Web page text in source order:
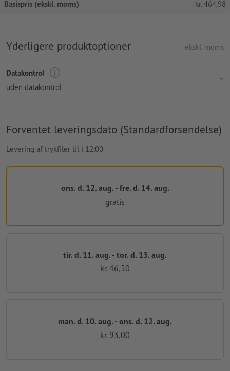
Basispris (ekskl. moms) kr. 464,98
Yderligere produktoptioner ekskl. moms
Datakontrol
uden datakontrol
Forventet leveringsdato (Standardforsendelse)
Levering af trykfiler til i 12:00
ons. d. 12. aug. - fre. d. 14. aug.
gratis
tir. d. 11. aug. - tor. d. 13. aug.
kr. 46,50
man. d. 10. aug. - ons. d. 12. aug.
kr. 93,00